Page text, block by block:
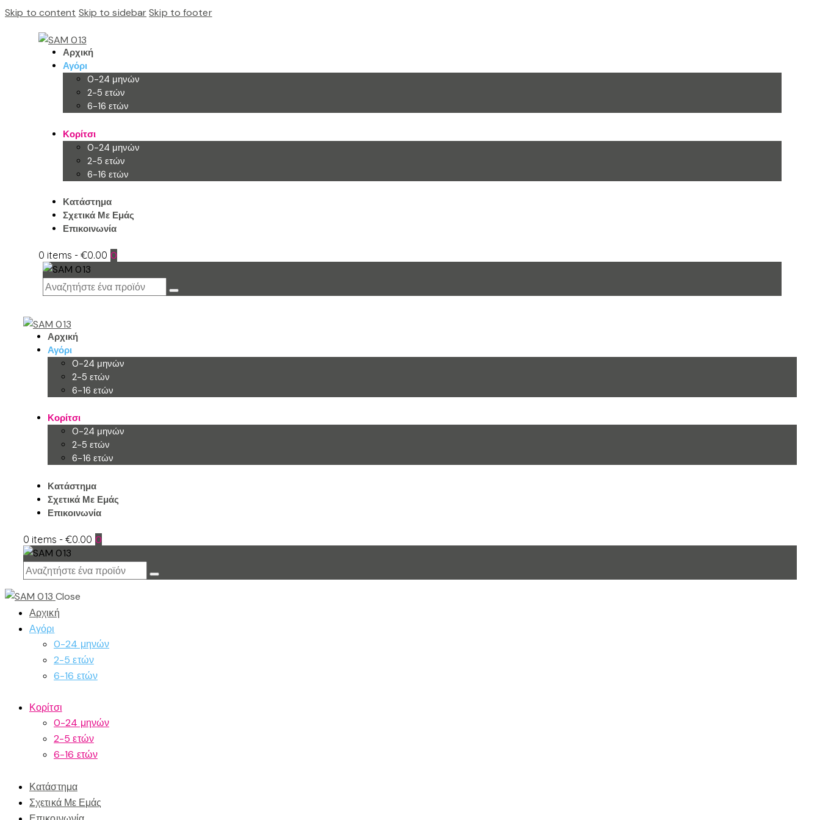
Skip to content Skip to sidebar Skip to footer
Αρχική
Αγόρι
0-24 μηνών
2-5 ετών
6-16 ετών
Κορίτσι
0-24 μηνών
2-5 ετών
6-16 ετών
Κατάστημα
Σχετικά Με Εμάς
Επικοινωνία
0 items -€0.00 0
Αρχική
Αγόρι
0-24 μηνών
2-5 ετών
6-16 ετών
Κορίτσι
0-24 μηνών
2-5 ετών
6-16 ετών
Κατάστημα
Σχετικά Με Εμάς
Επικοινωνία
0 items -€0.00 0
Close
Αρχική
Αγόρι
0-24 μηνών
2-5 ετών
6-16 ετών
Κορίτσι
0-24 μηνών
2-5 ετών
6-16 ετών
Κατάστημα
Σχετικά Με Εμάς